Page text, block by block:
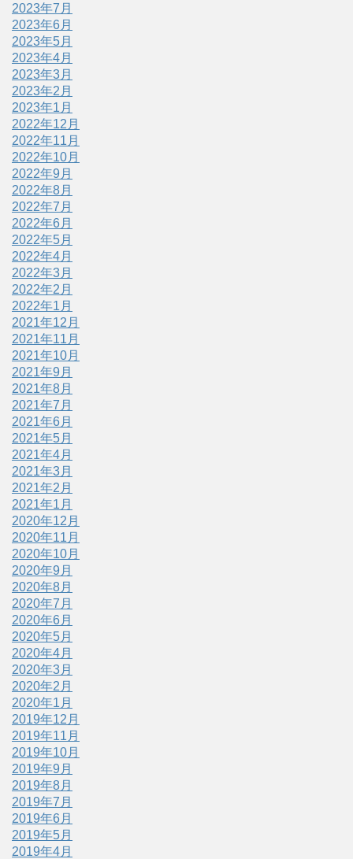
2023年7月
2023年6月
2023年5月
2023年4月
2023年3月
2023年2月
2023年1月
2022年12月
2022年11月
2022年10月
2022年9月
2022年8月
2022年7月
2022年6月
2022年5月
2022年4月
2022年3月
2022年2月
2022年1月
2021年12月
2021年11月
2021年10月
2021年9月
2021年8月
2021年7月
2021年6月
2021年5月
2021年4月
2021年3月
2021年2月
2021年1月
2020年12月
2020年11月
2020年10月
2020年9月
2020年8月
2020年7月
2020年6月
2020年5月
2020年4月
2020年3月
2020年2月
2020年1月
2019年12月
2019年11月
2019年10月
2019年9月
2019年8月
2019年7月
2019年6月
2019年5月
2019年4月